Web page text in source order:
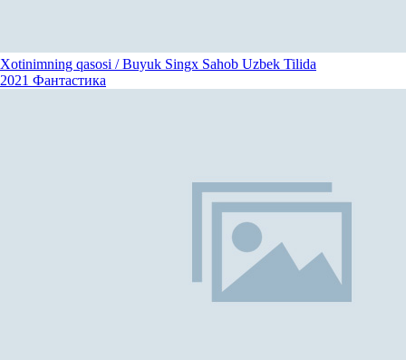
Xotinimning qasosi / Buyuk Singx Sahob Uzbek Tilida
2021 Фантастика